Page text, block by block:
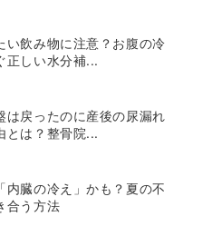
い飲み物に注意？お腹の冷
正しい水分補...
は戻ったのに産後の尿漏れ
とは？整骨院...
内臓の冷え」かも？夏の不
合う方法